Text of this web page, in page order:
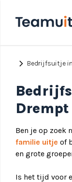
chevron_right Bedrijfsuitje in
Drempt
Ben je op zoek
familie uitje of
en grote
Is het tijd voor